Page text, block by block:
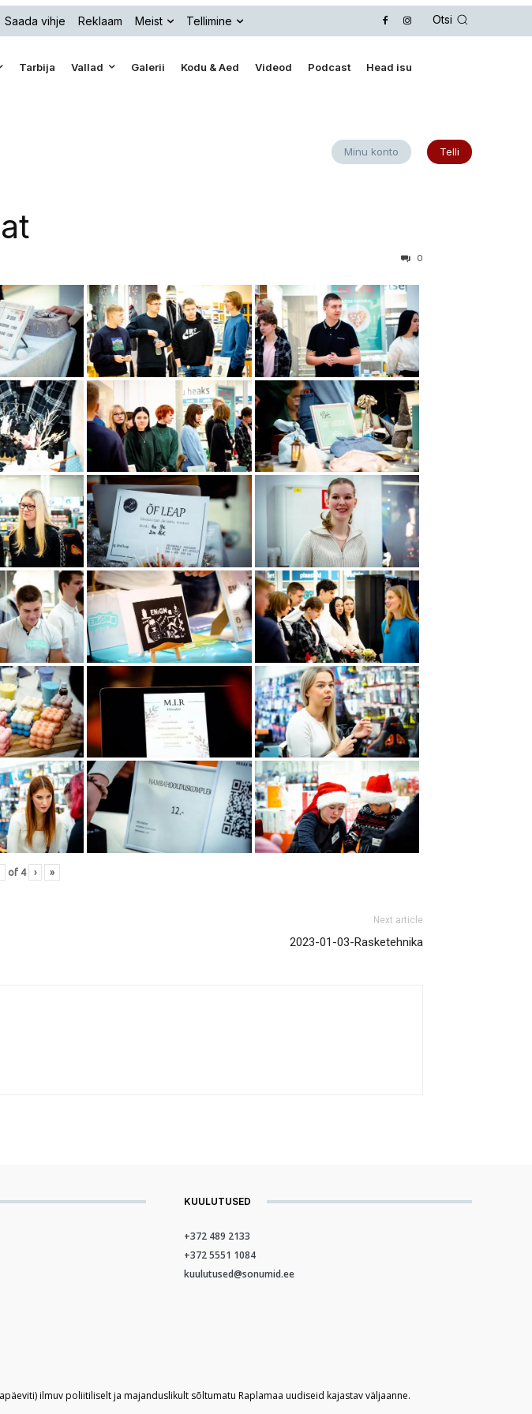
Saada vihje Reklaam Meist Tellimine Otsi
Tarbija Vallad Galerii Kodu & Aed Videod Podcast Head isu
Minu konto Telli
0
of 4 › »
Next article
2023-01-03-Rasketehnika
KUULUTUSED
+372 489 2133
+372 5551 1084
kuulutused@sonumid.ee
ilmuv poliitiliselt ja majanduslikult sõltumatu Raplamaa uudiseid kajastav väljaanne.